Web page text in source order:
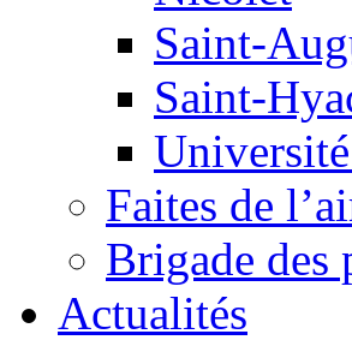
Saint-
Saint-
Faites de
Brigade des
Actualités